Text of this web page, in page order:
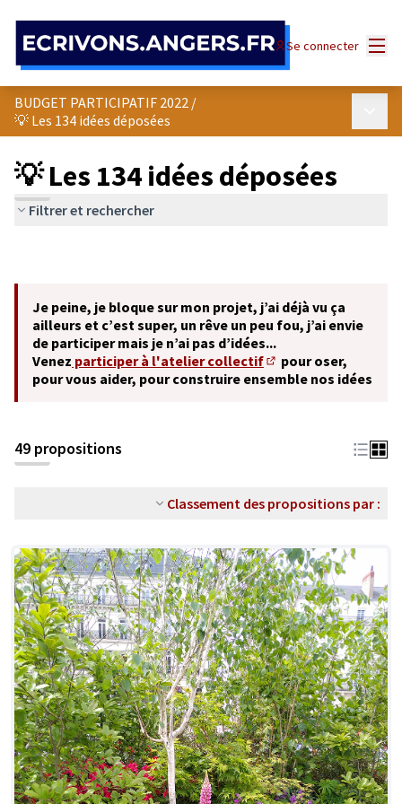
Se connecter
BUDGET PARTICIPATIF 2022 /
💡 Les 134 idées déposées
💡 Les 134 idées déposées
Filtrer et rechercher
Je peine, je bloque sur mon projet, j’ai déjà vu ça
ailleurs et c’est super, un rêve un peu fou, j’ai envie
de participer mais je n’ai pas d’idées...
Venez participer à l'atelier collectif
(S'ouvre dans un
pour oser,
pour vous aider, pour construire ensemble nos idées
49 propositions
Classement des propositions par :